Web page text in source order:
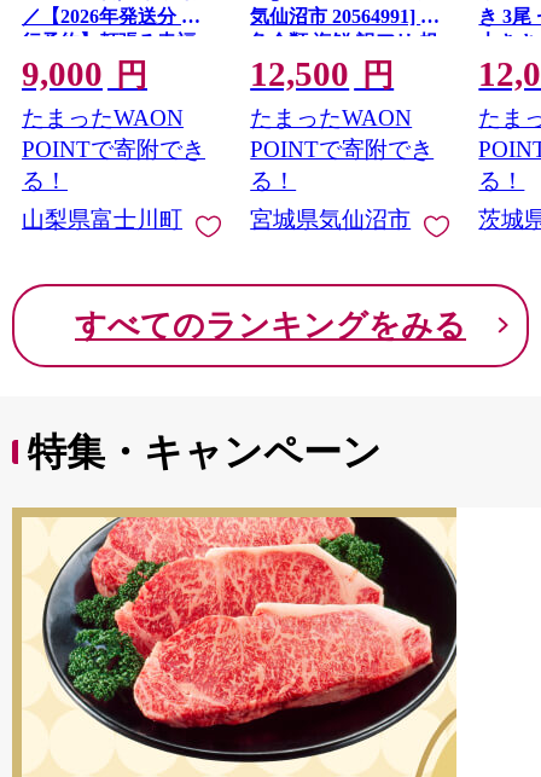
／【2026年発送分 先
行予約】頬張る幸福
感 〜緑の宝石・ シ
ャインマスカット 〜
１ｋｇ以上（２〜３
房） フルーツ 山梨県
産 果物 くだもの シャ
イン マスカット ぶど
う ブドウ 葡萄 大粒 種
9000円 九千円
9,000 円
たまったWAON
POINTで寄附でき
る！
山梨県富士川町
気仙沼市 20564991] 鮭
魚介類 海鮮 訳アリ 規
格外 不揃い さけ サケ
鮭切身 シャケ 切り身
冷凍 家庭用 おかず 弁
当 支援 サーモン 銀鮭
切り身 魚 わけあり
12,500 円
たまったWAON
POINTで寄附でき
る！
宮城県気仙沼市
き 3尾
大き
レ・
鰻 ふ
な重
茨城
と納
たま
る！
茨城
すべてのランキングをみる
特集・キャンペーン